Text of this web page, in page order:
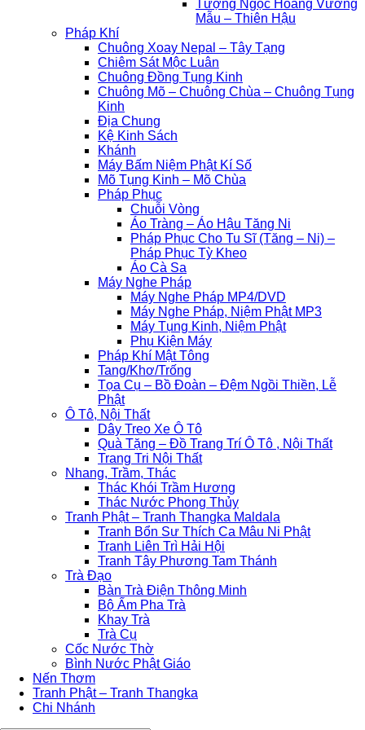
Tượng Ngọc Hoàng Vương
Mẫu – Thiên Hậu
Pháp Khí
Chuông Xoay Nepal – Tây Tạng
Chiêm Sát Mộc Luân
Chuông Đồng Tụng Kinh
Chuông Mõ – Chuông Chùa – Chuông Tụng
Kinh
Địa Chung
Kệ Kinh Sách
Khánh
Máy Bấm Niệm Phật Kí Số
Mõ Tụng Kinh – Mõ Chùa
Pháp Phục
Chuỗi Vòng
Áo Tràng – Áo Hậu Tăng Ni
Pháp Phục Cho Tu Sĩ (Tăng – Ni) –
Pháp Phục Tỳ Kheo
Áo Cà Sa
Máy Nghe Pháp
Máy Nghe Pháp MP4/DVD
Máy Nghe Pháp, Niệm Phật MP3
Máy Tụng Kinh, Niệm Phật
Phụ Kiện Máy
Pháp Khí Mật Tông
Tang/Khơ/Trống
Tọa Cụ – Bồ Đoàn – Đệm Ngồi Thiền, Lễ
Phật
Ô Tô, Nội Thất
Dây Treo Xe Ô Tô
Quà Tặng – Đồ Trang Trí Ô Tô , Nội Thất
Trang Tri Nội Thất
Nhang, Trầm, Thác
Thác Khói Trầm Hương
Thác Nước Phong Thủy
Tranh Phật – Tranh Thangka Maldala
Tranh Bổn Sư Thích Ca Mâu Ni Phật
Tranh Liên Trì Hải Hội
Tranh Tây Phương Tam Thánh
Trà Đạo
Bàn Trà Điện Thông Minh
Bộ Ấm Pha Trà
Khay Trà
Trà Cụ
Cốc Nước Thờ
Bình Nước Phật Giáo
Nến Thơm
Tranh Phật – Tranh Thangka
Chi Nhánh